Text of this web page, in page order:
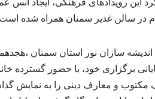
این رویدادهای فرهنگی، ایجاد انس
در سالن غدیر سمنان همراه شده
سازان نور استان سمنان
برگزاری خود، با حضور گسترده
مکتوب و معارف دینی را به نمایش